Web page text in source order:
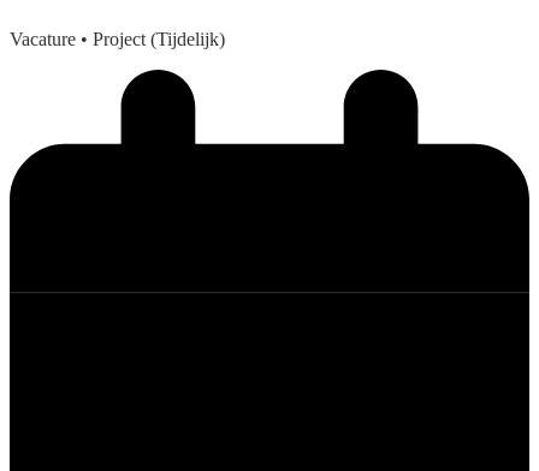
Vacature • Project (Tijdelijk)